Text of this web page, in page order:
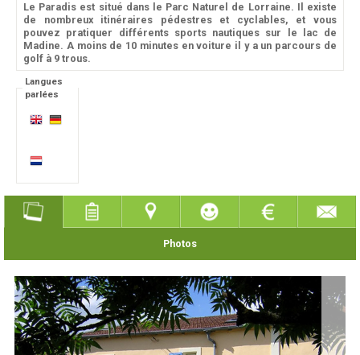
Le Paradis est situé dans le Parc Naturel de Lorraine. Il existe
de nombreux itinéraires pédestres et cyclables, et vous
pouvez pratiquer différents sports nautiques sur le lac de
Madine. A moins de 10 minutes en voiture il y a un parcours de
golf à 9 trous.
Langues
parlées
Photos